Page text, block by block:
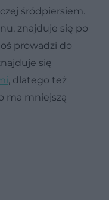
śródpiersiem.
znajduje się po
prowadzi do
się
, dlatego też
ma mniejszą